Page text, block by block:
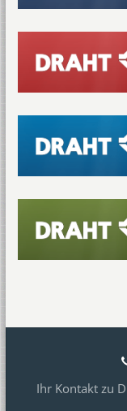
Ihr Kontakt zu